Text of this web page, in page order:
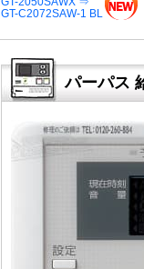
GT-C2072SAW-1 BL
パーパス